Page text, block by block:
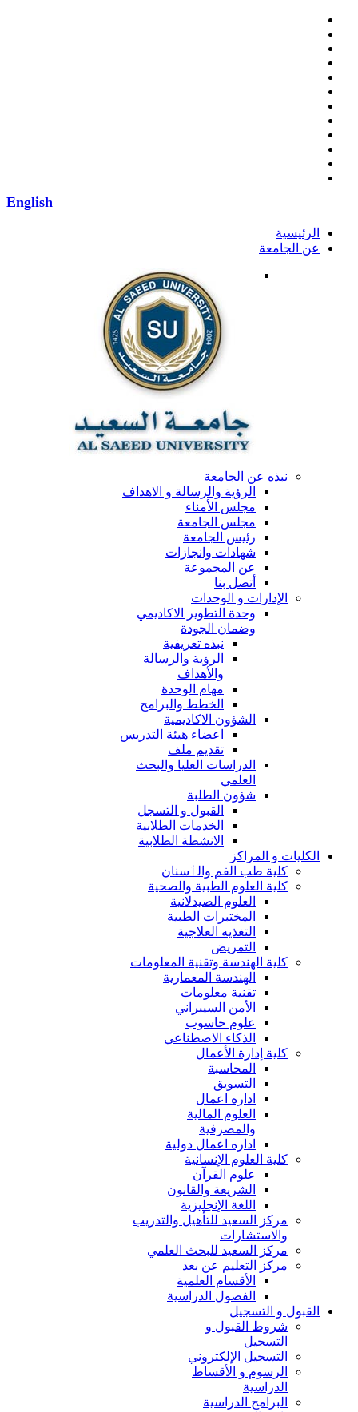
English
الرئيسية
عن الجامعة
نبذه عن الجامعة
الرؤية والرسالة و الاهداف
مجلس الأمناء
مجلس الجامعة
رئيس الجامعة
شهادات وانجازات
عن المجموعة
أتصل بنا
الإدارات و الوحدات
وحدة التطوير الاكاديمي
وضمان الجودة
نبذه تعريفية
الرؤية والرسالة
والأهداف
مهام الوحدة
الخطط والبرامج
الشؤون الاكاديمية
اعضاء هيئة التدريس
تقديم ملف
الدراسات العليا والبحث
العلمي
شؤون الطلبة
القبول و التسجل
الخدمات الطلابية
الانشطة الطلابية
الكليات و المراكز
كلية طب الفم والٲسنان
كلية العلوم الطبية والصحية
العلوم الصيدلانية
المختبرات الطبية
التغذيه العلاجية
التمريض
كلية الهندسة وتقنية المعلومات
الهندسة المعمارية
تقنية معلومات
الأمن السيبراني
علوم حاسوب
الذكاء الاصطناعي
كلية إدارة الأعمال
المحاسبة
التسويق
اداره اعمال
العلوم المالية
والمصرفية
اداره اعمال دولية
كلية العلوم الإنسانية
علوم القرآن
الشريعة والقانون
اللغة الإنجليزية
مركز السعيد للتأهيل والتدريب
والاستشارات
مركز السعيد للبحث العلمي
مركز التعليم عن بعد
الأقسام العلمية
الفصول الدراسية
القبول و التسجيل
شروط القبول و
التسجيل
التسجيل الإلكتروني
الرسوم و الأقساط
الدراسية
البرامج الدراسية